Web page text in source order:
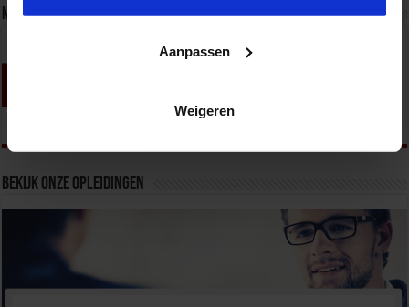
Aanpassen
Weigeren
Nieuwsbrief
Bekijk onze opleidingen